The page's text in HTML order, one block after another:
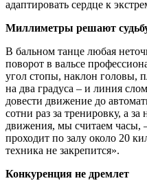
адаптировать сердце к
Миллиметры решают
В бальном танце любая
поворот в вальсе
угол стопы, наклон головы,
на два градуса – и линия
довести движение до
сотни раз за тренировку, а
движения, мы считаем часы,
проходит по залу около 20
техника не закрепится».
Конкуренция не дремлет